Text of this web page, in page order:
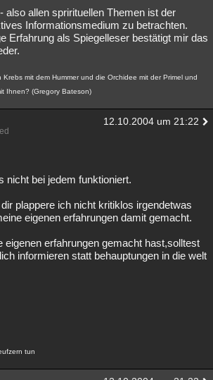
also allen sprirituellen Themen ist der
Informationsmedium zu betrachten.
Erfahrung als Spiegelleser bestätigt mir das
mit dem Hummer und die Orchidee mit der Primel und
Ihnen? (Gregory Bateson)
12.10.2004 um 21:22
nicht bei jedem funktioniert.
plappere ich nicht kritiklos irgendetwas
eigenen erfahrungen damit gemacht.
eigenen erfahrungen gemacht hast,solltest
informieren statt behauptungen in die welt
tun